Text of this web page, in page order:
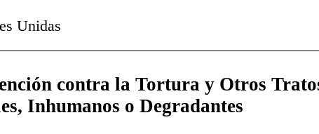
Unidas
contra la Tortura y Otros
Inhumanos o Degradantes